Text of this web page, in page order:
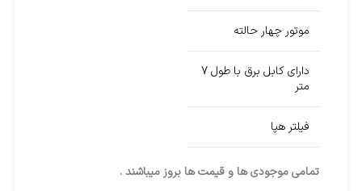
موتور چهار حالته
دارای کابل برق با طول 7
متر
فیلتر هپا
تمامی موجودی ها و قیمت ها بروز میباشند .